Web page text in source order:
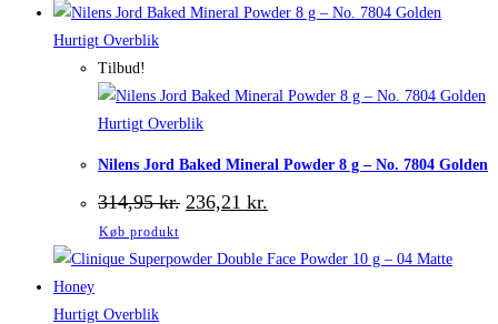
var:
er:
Hurtigt Overblik
Tilbud!
Hurtigt Overblik
Nilens Jord Baked Mineral Powder 8 g – No. 7804 Golden
314,95kr. Den
oprindelige
var:
236,21 kr.
aktuelle
er:
Køb produkt
Hurtigt Overblik